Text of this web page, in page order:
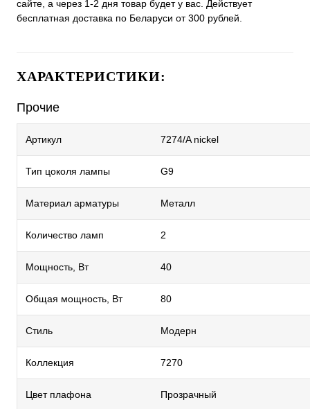
сайте, а через 1-2 дня товар будет у вас. Действует
бесплатная доставка по Беларуси от 300 рублей.
ХАРАКТЕРИСТИКИ:
Прочие
Артикул 7274/A nickel
Тип цоколя лампы G9
Материал арматуры Металл
Количество ламп 2
Мощность, Вт 40
Общая мощность, Вт 80
Стиль Модерн
Коллекция 7270
Цвет плафона Прозрачный